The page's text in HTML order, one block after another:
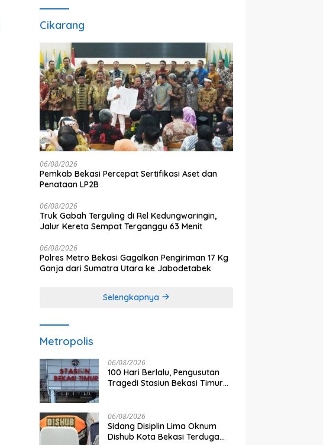
Cikarang
06/08/2026
Pemkab Bekasi Percepat Sertifikasi Aset dan
Penataan LP2B
06/08/2026
Truk Gabah Terguling di Rel Kedungwaringin,
Jalur Kereta Sempat Terganggu 63 Menit
06/08/2026
Polres Metro Bekasi Gagalkan Pengiriman 17 Kg
Ganja dari Sumatra Utara ke Jabodetabek
Selengkapnya
Metropolis
06/08/2026
100 Hari Berlalu, Pengusutan
Tragedi Stasiun Bekasi Timur
06/08/2026
Sidang Disiplin Lima Oknum
Dishub Kota Bekasi Terduga